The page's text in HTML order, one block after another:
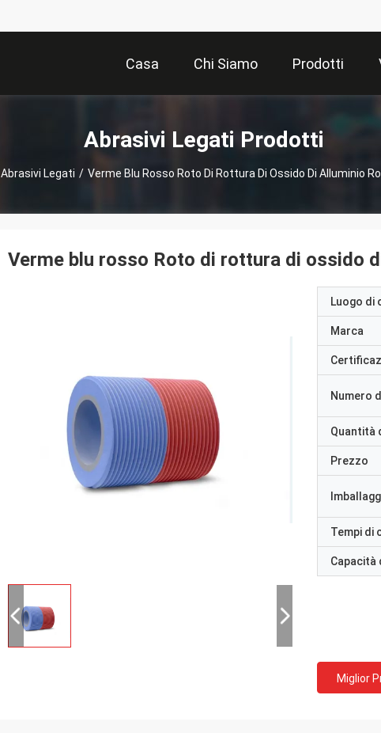
Casa Chi Siamo Prodotti
Abrasivi Legati Prodotti
Abrasivi Legati / Verme Blu Rosso Roto Di Rottura Di Ossido Di Alluminio
Verme blu rosso Roto di rottura di ossido
Luogo di
Marca
Numero
Quantità
Prezzo
Tempi di
Capacità
Miglior